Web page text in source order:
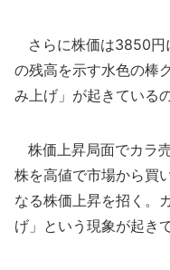
さらに株価は3850円
の残高を示す水色の棒
み上げ」が起きている
株価上昇局面でカラ
株を高値で市場から買
なる株価上昇を招く。
げ」という現象が起き